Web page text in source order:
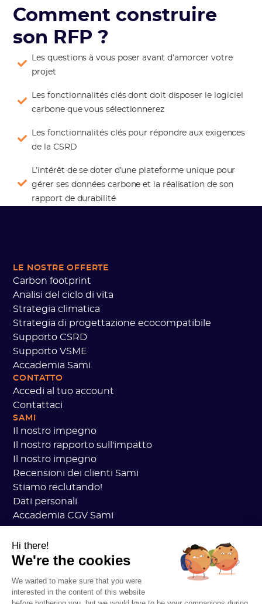
Comment construire
son RFP ?
Les questions à vous poser avant d’amorcer votre
projet
Les fonctionnalités clés dont doit disposer le logiciel
carbone que vous sélectionnerez
Les fonctionnalités clés pour répondre aux exigences
de la CSRD
L’intérêt de se doter d’une plateforme unique pour
gérer ses données carbone et la réalisation de son
rapport de durabilité
LE NOSTRE OFFERTE
Carbon footprint
Analisi del ciclo di vita
Strategia climatica
Strategia di progettazione ecocompatibile
Supporto CSRD
Supporto VSME
Accademia Sami
CONTATTO
Accedi al tuo account
Contattaci
SAMI
Il nostro impegno
Il nostro rapporto sull'impatto
Il nostro impegno
Recensioni dei clienti Sami
Stiamo reclutando!
Dati personali
Accademia CGV Sami
Stato dei servizi
Informazioni legali
Piano generale sul carbonio
Pratica Open Carbon
Hi there!
We're the cookies
We waited to make sure that you were
interested in the content of this website